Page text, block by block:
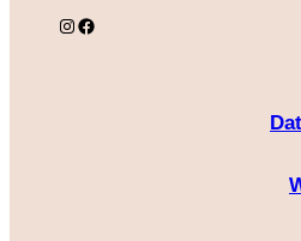
Instagram Facebook